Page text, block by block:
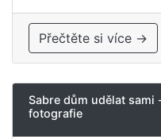
Přečtěte si více →
Sabre dům udělat
fotografie